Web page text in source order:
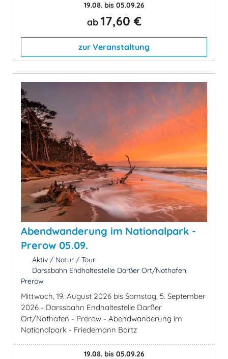
19.08. bis 05.09.26
ab 17,60 €
zur Veranstaltung
Abendwanderung im Nationalpark -
Prerow 05.09.
Aktiv / Natur / Tour
Darssbahn Endhaltestelle Darßer Ort/Nothafen,
Prerow
Mittwoch, 19. August 2026 bis Samstag, 5. September
2026 - Darssbahn Endhaltestelle Darßer
Ort/Nothafen - Prerow - Abendwanderung im
Nationalpark - Friedemann Bartz
19.08. bis 05.09.26